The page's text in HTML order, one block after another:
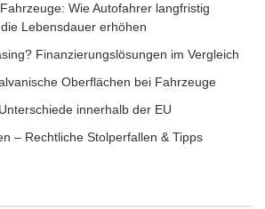
Wie Autofahrer langfristig
Lebensdauer erhöhen
Finanzierungslösungen im Vergleich
Oberflächen bei Fahrzeuge
innerhalb der EU
– Rechtliche Stolperfallen & Tipps